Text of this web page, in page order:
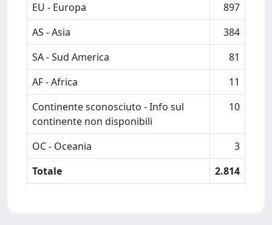
EU - Europa
897
AS - Asia
384
SA - Sud America
81
AF - Africa
11
Continente sconosciuto - Info sul
continente non disponibili
10
OC - Oceania
3
Totale
2.814